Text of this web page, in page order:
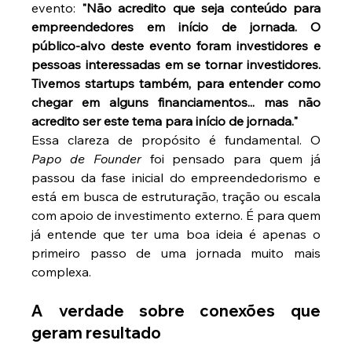
evento: "Não acredito que seja conteúdo para
empreendedores em início de jornada. O
público-alvo deste evento foram investidores e
pessoas interessadas em se tornar investidores.
Tivemos startups também, para entender como
chegar em alguns financiamentos... mas não
acredito ser este tema para início de jornada."
Papo de Founder foi pensado para quem já
passou da fase inicial do empreendedorismo e
está em busca de estruturação, tração ou escala
com apoio de investimento externo. É para quem
já entende que ter uma boa ideia é apenas o
primeiro passo de uma jornada muito mais
complexa.
A verdade sobre conexões que
geram resultado